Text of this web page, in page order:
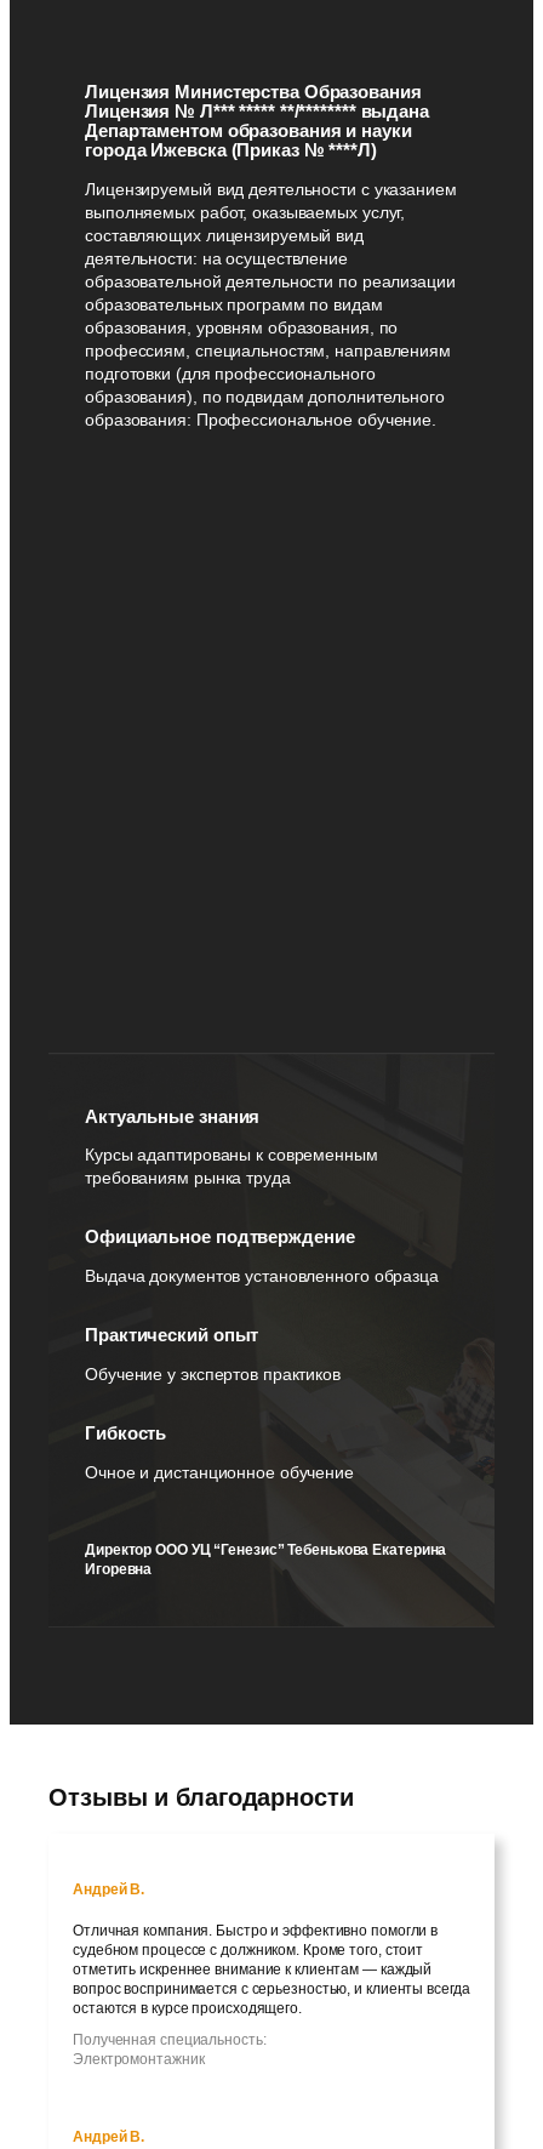
Лицензия Министерства Образования
Лицензия № Л*** ***** **/******** выдана
Департаментом образования и науки
города Ижевска (Приказ № ****Л)
Лицензируемый вид деятельности с указанием
выполняемых работ, оказываемых услуг,
составляющих лицензируемый вид
деятельности: на осуществление
образовательной деятельности по реализации
образовательных программ по видам
образования, уровням образования, по
профессиям, специальностям, направлениям
подготовки (для профессионального
образования), по подвидам дополнительного
образования: Профессиональное обучение.
Актуальные знания
Курсы адаптированы к современным
требованиям рынка труда
Официальное подтверждение
Выдача документов установленного образца
Практический опыт
Обучение у экспертов практиков
Гибкость
Очное и дистанционное обучение
Директор ООО УЦ “Генезис” Тебенькова Екатерина
Игоревна
Отзывы и благодарности
Андрей В.
Отличная компания. Быстро и эффективно помогли в
судебном процессе с должником. Кроме того, стоит
отметить искреннее внимание к клиентам — каждый
вопрос воспринимается с серьезностью, и клиенты всегда
остаются в курсе происходящего.
Полученная специальность:
Электромонтажник
Андрей В.